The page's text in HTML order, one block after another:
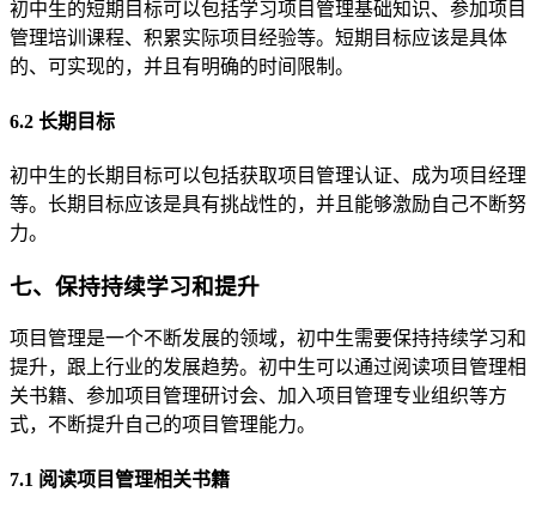
初中生的短期目标可以包括学习项目管理基础知识、参加项目
管理培训课程、积累实际项目经验等。短期目标应该是具体
的、可实现的，并且有明确的时间限制。
6.2 长期目标
初中生的长期目标可以包括获取项目管理认证、成为项目经理
等。长期目标应该是具有挑战性的，并且能够激励自己不断努
力。
七、保持持续学习和提升
项目管理是一个不断发展的领域，初中生需要保持持续学习和
提升，跟上行业的发展趋势。初中生可以通过阅读项目管理相
关书籍、参加项目管理研讨会、加入项目管理专业组织等方
式，不断提升自己的项目管理能力。
7.1 阅读项目管理相关书籍